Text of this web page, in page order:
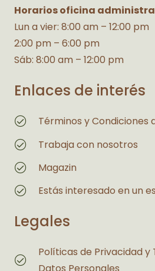
Horarios oficina
Lun a vier: 8:00 am – 12:00 pm
2:00 pm – 6:00 pm
Sáb: 8:00 am – 12:00 pm
Enlaces de interés
Términos y Condiciones
Trabaja con nosotros
Magazin
Estás interesado en un
Legales
Políticas de Privacidad